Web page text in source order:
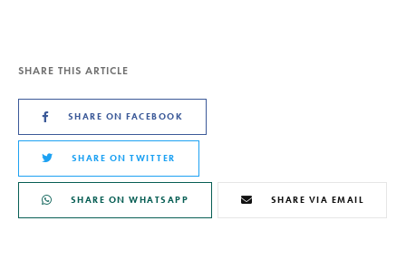
SHARE THIS ARTICLE
SHARE ON FACEBOOK
SHARE ON TWITTER
SHARE ON WHATSAPP SHARE VIA EMAIL